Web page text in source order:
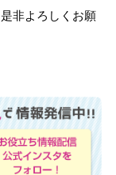
非よろしくお願